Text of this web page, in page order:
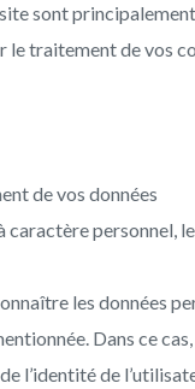
sont
le traitement de vos
de vos données
personnel,
les données
Dans ce
l’identité de